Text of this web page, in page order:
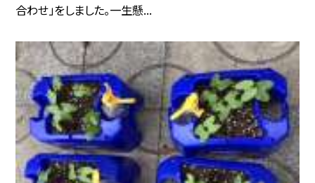
合わせ」をしました。一生懸...